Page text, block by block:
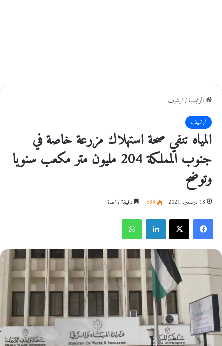
الرئيسية/ارشيف
ارشيف
المياه تنفي صحة استهلاك مزرعة خاصة في
جنوب المملكة 204 مليون متر مكعب سنويا
وتوضح
18 ديسمبر، 2021 688 دقيقة واحدة
فيسبوك